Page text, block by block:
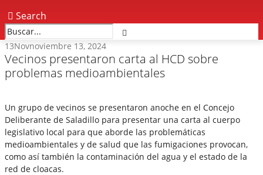
Search
13Novnoviembre 13, 2024
Vecinos presentaron carta al HCD sobre
problemas medioambientales
Un grupo de vecinos se presentaron anoche en el Concejo
Deliberante de Saladillo para presentar una carta al cuerpo
legislativo local para que aborde las problemáticas
medioambientales y de salud que las fumigaciones provocan,
como así también la contaminación del agua y el estado de la
red de cloacas.